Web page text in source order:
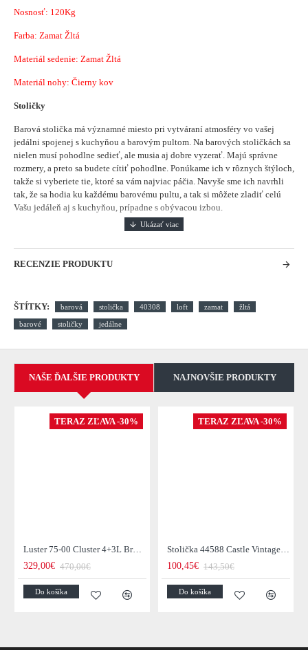
Nosnosť: 120Kg
Farba: Zamat Žltá
Materiál sedenie: Zamat Žltá
Materiál nohy: Čierny kov
Stoličky
Barová stolička má významné miesto pri vytváraní atmosféry vo vašej
jedálni spojenej s kuchyňou a barovým pultom. Na barových stoličkách sa
nielen musí pohodlne sedieť, ale musia aj dobre vyzerať. Majú správne
rozmery, a preto sa budete cítiť pohodlne. Ponúkame ich v rôznych štýloch,
takže si vyberiete tie, ktoré sa vám najviac páčia. Navyše sme ich navrhli
tak, že sa hodia ku každému barovému pultu, a tak si môžete zladiť celú
Vašu jedáleň aj s kuchyňou, prípadne s obývacou izbou.
RECENZIE PRODUKTU
ŠTÍTKY: barová stolička 40308 loft zamat žltá
barové stoličky jedálne
NAŠE ĎALŠIE PRODUKTY NAJNOVŠIE PRODUKTY
TERAZ ZĽAVA -30%
Luster 75-00 Cluster 4+3L Brown + Jantar Glass
329,00€ 470,00€
Do košíka
TERAZ ZĽAVA -30%
Stolička 44588 Castle Vintage Black
100,45€ 143,50€
Do košíka